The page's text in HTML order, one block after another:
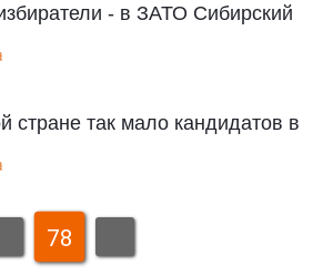
- в ЗАТО Сибирский
стране так мало кандидатов в
78